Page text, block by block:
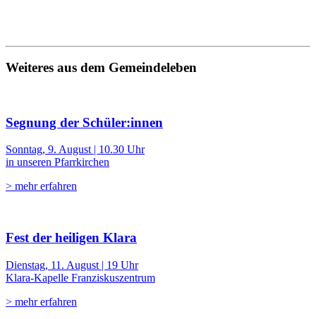
Weiteres aus dem Gemeindeleben
Segnung der Schüler:innen
Sonntag, 9. August | 10.30 Uhr
in unseren Pfarrkirchen
> mehr erfahren
Fest der heiligen Klara
Dienstag, 11. August | 19 Uhr
Klara-Kapelle Franziskuszentrum
> mehr erfahren